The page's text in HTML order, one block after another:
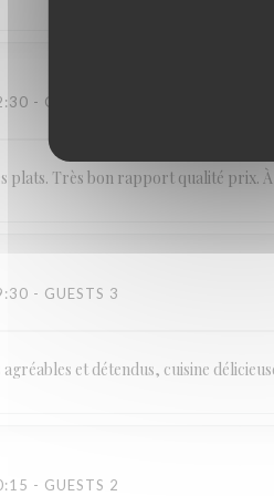
- GUESTS 3
plats. Très bon rapport qualité prix. À
- GUESTS 3
et détendus, cuisine
- GUESTS 2